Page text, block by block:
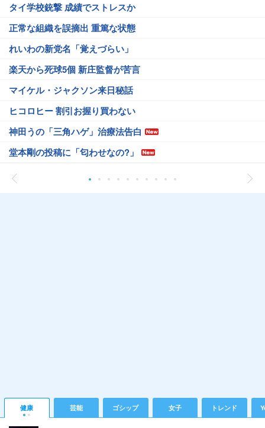
タイ学校銃撃 成績でストレスか
正常な組織を誤摘出 重篤な状態
れいわの新党名「覚えづらい」
楽天から死球5個 新庄監督が苦言
マイケル・ジャクソン来日秘話
ヒコロヒー 割引お握り買わない
神田うの「三角ハゲ」治療法告白
堂本剛の投稿に「匂わせなの?」
健康 芸能 ゴシップ 女子 トレンド